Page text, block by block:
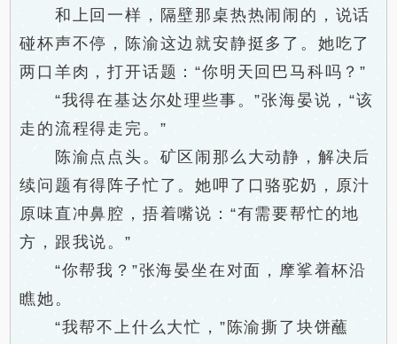
和上回一样，隔壁那桌热热闹闹的，说话
碰杯声不停，陈渝这边就安静挺多了。她吃了
两口羊肉，打开话题：“你明天回巴马科吗？”
“我得在基达尔处理些事。”张海晏说，“该
走的流程得走完。”
陈渝点点头。矿区闹那么大动静，解决后
续问题有得阵子忙了。她呷了口骆驼奶，原汁
原味直冲鼻腔，捂着嘴说：“有需要帮忙的地
方，跟我说。”
“你帮我？”张海晏坐在对面，摩挲着杯沿
瞧她。
“我帮不上什么大忙，”陈渝撕了块饼蘸